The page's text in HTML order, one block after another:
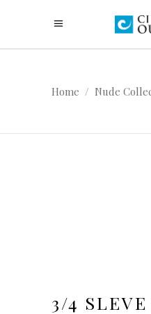
Home / Nude
3/4